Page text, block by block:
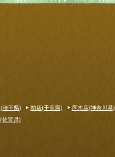
埼玉県) 柏店(千葉県)
厚木店(神奈川県)
佐賀県)